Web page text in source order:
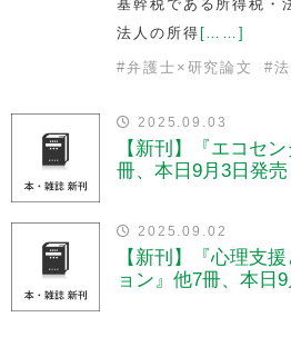
基幹税である所得税・
法人の所得 [……]
#弁護士×研究論文 #
2025.09.03
【新刊】『エコセ
冊、本日9月3日発売
2025.09.02
【新刊】『心理支
ョン』他7冊、本日9